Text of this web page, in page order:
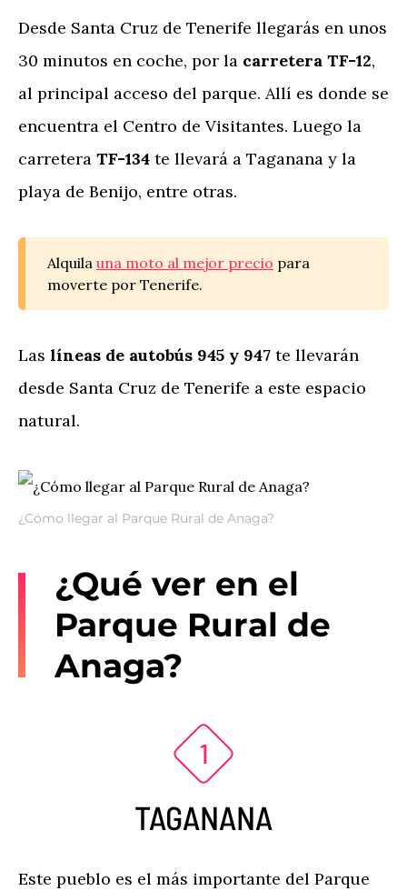
Desde Santa Cruz de Tenerife llegarás en unos
30 minutos en coche, por la carretera TF-12,
al principal acceso del parque. Allí es donde se
encuentra el Centro de Visitantes. Luego la
carretera TF-134 te llevará a Taganana y la
playa de Benijo, entre otras.
Alquila una moto al mejor precio para
moverte por Tenerife.
Las líneas de autobús 945 y 947 te llevarán
desde Santa Cruz de Tenerife a este espacio
natural.
¿Cómo llegar al Parque Rural de Anaga?
¿Qué ver en el
Parque Rural de
Anaga?
TAGANANA
Este pueblo es el más importante del Parque